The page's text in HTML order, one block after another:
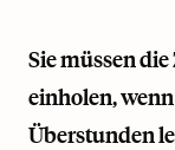
Sie müssen
einholen,
Überstunden